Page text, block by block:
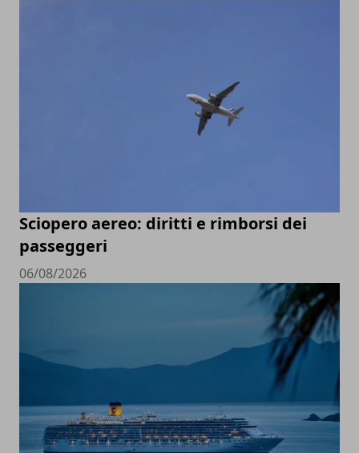
Sciopero aereo: diritti e rimborsi dei
passeggeri
06/08/2026